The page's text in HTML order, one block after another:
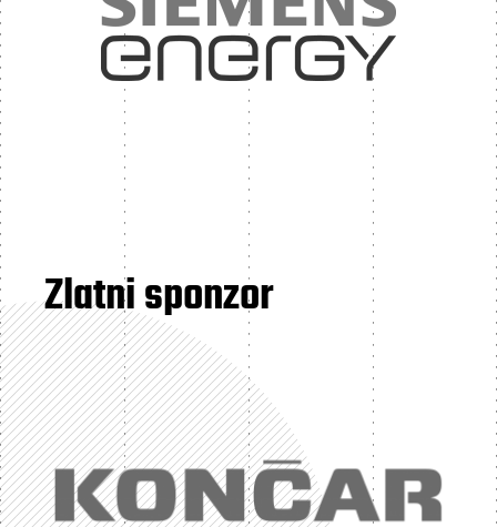
Zlatni sponzor